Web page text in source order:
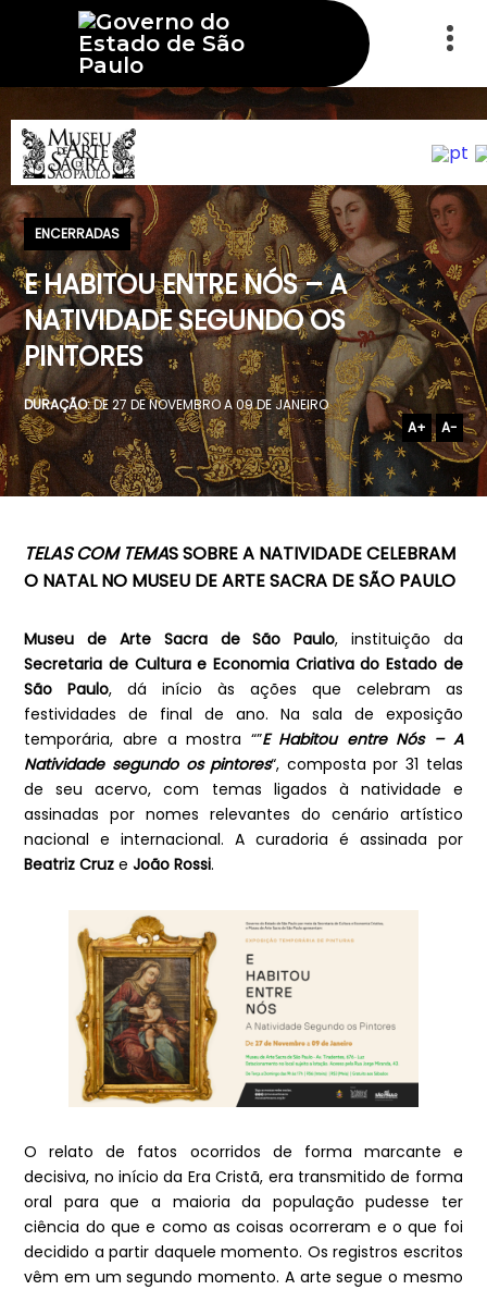
ENCERRADAS
E HABITOU ENTRE NÓS – A
NATIVIDADE SEGUNDO OS
PINTORES
DURAÇÃO:DE 27 DE NOVEMBRO A 09 DE JANEIRO
A+
A-
TELAS COM TEMAS SOBRE A NATIVIDADE CELEBRAM
O NATAL NO MUSEU DE ARTE SACRA DE SÃO PAULO
Museu de Arte Sacra de São Paulo, instituição da
Secretaria de Cultura e Economia Criativa do Estado de
São Paulo, dá início às ações que celebram as
festividades de final de ano. Na sala de exposição
temporária, abre a mostra “”E Habitou entre Nós – A
Natividade segundo os pintores“, composta por 31 telas
de seu acervo, com temas ligados à natividade e
assinadas por nomes relevantes do cenário artístico
nacional e internacional. A curadoria é assinada por
Beatriz Cruz eJoão Rossi.
O relato de fatos ocorridos de forma marcante e
decisiva, no início da Era Cristã, era transmitido de forma
oral para que a maioria da população pudesse ter
ciência do que e como as coisas ocorreram e o que foi
decidido a partir daquele momento. Os registros escritos
vêm em um segundo momento. A arte segue o mesmo